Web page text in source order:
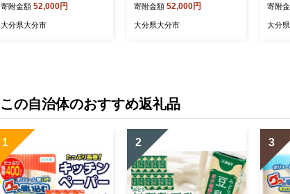
ドメイド メンズ レディース
コンパクト ブラウン T0206
寄附金額 52,000円
大分県大分市
メンズ レディース コンパク
ト 赤 T02060-2
寄附金額 52,000円
大分県大分市
メイ
コン
寄附
大分
この自治体のおすすめ返礼品
1 2 3